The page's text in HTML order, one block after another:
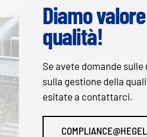
Diamo
qualità!
Se avete domande
sulla gestione della
esitate a contattarci.